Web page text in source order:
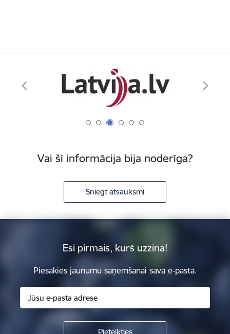
Vai šī informācija bija noderīga?
Sniegt atsauksmi
Esi pirmais, kurš uzzina!
Piesakies jaunumu saņemšanai savā e-pastā.